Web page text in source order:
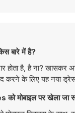
बारे में है?
होता है, है ना?
करने के लिए यह नया
मोबाइल पर खेला जा